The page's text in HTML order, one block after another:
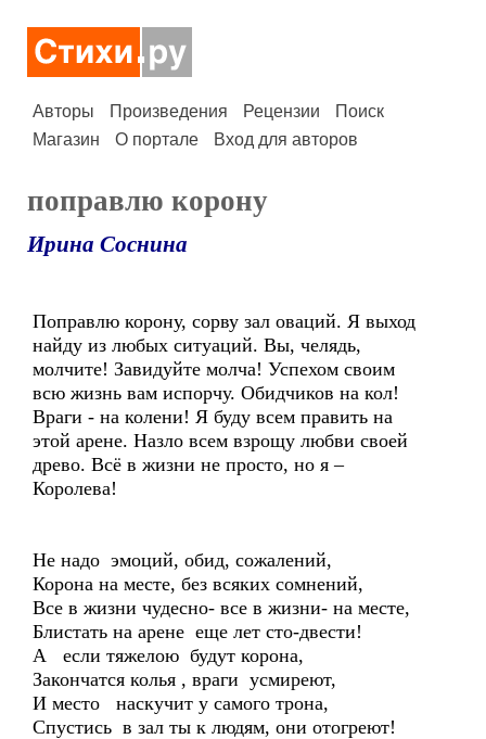
Авторы Произведения Рецензии
Поиск
Магазин
О портале Вход для авторов
поправлю корону
Ирина Соснина
Поправлю корону, сорву зал оваций. Я выход
найду из любых ситуаций. Вы, челядь,
молчите! Завидуйте молча! Успехом своим
всю жизнь вам испорчу. Обидчиков на кол!
Враги - на колени! Я буду всем править на
этой арене. Назло всем взрощу любви своей
древо. Всё в жизни не просто, но я –
Королева!
Не надо эмоций, обид, сожалений,
Корона на месте, без всяких сомнений,
Все в жизни чудесно- все в жизни- на месте,
Блистать на арене еще лет сто-двести!
А если тяжелою будут корона,
Закончатся колья , враги усмиреют,
И место наскучит у самого трона,
Спустись в зал ты к людям, они отогреют!